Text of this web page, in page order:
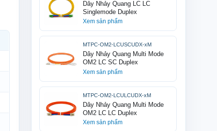
Dây Nhảy Quang LC LC
Singlemode Duplex
Xem sản phẩm
MTPC-OM2-LCUSCUDX-xM
Dây Nhảy Quang Multi Mode
OM2 LC SC Duplex
Xem sản phẩm
MTPC-OM2-LCULCUDX-xM
Dây Nhảy Quang Multi Mode
OM2 LC LC Duplex
Xem sản phẩm